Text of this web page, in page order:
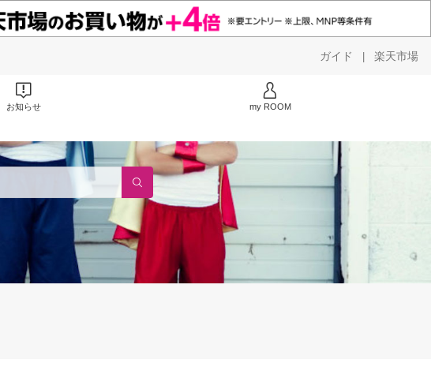
ガイド | 楽天市場
お知らせ my ROOM